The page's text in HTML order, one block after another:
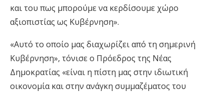
και του πως μπορούμε να κερδίσουμε χώρο
αξιοπιστίας ως Κυβέρνηση».
«Αυτό το οποίο μας διαχωρίζει από τη σημερινή
Κυβέρνηση», τόνισε ο Πρόεδρος της Νέας
Δημοκρατίας «είναι η πίστη μας στην ιδιωτική
οικονομία και στην ανάγκη συμμαζέματος του